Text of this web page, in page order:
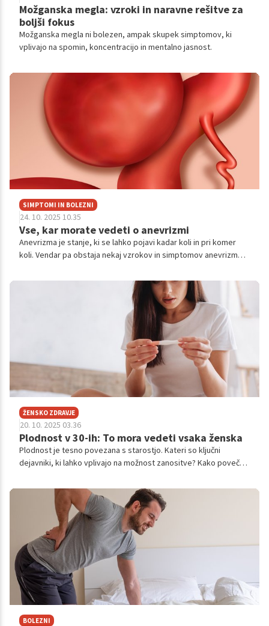
Možganska megla: vzroki in naravne rešitve za
boljši fokus
Možganska megla ni bolezen, ampak skupek simptomov, ki
vplivajo na spomin, koncentracijo in mentalno jasnost.
SIMPTOMI IN BOLEZNI
24. 10. 2025 10.35
Vse, kar morate vedeti o anevrizmi
Anevrizma je stanje, ki se lahko pojavi kadar koli in pri komer
koli. Vendar pa obstaja nekaj vzrokov in simptomov anevrizme,
obstaja, je preventiva?
ŽENSKO ZDRAVJE
20. 10. 2025 03.36
Plodnost v 30-ih: To mora vedeti vsaka ženska
Plodnost je tesno povezana s starostjo. Kateri so ključni
dejavniki, ki lahko vplivajo na možnost zanositve? Kako povečati
pomoč za varno in uspešno pot do želenega naraščaja? To in še
več izveste v nadaljevanju.
BOLEZNI